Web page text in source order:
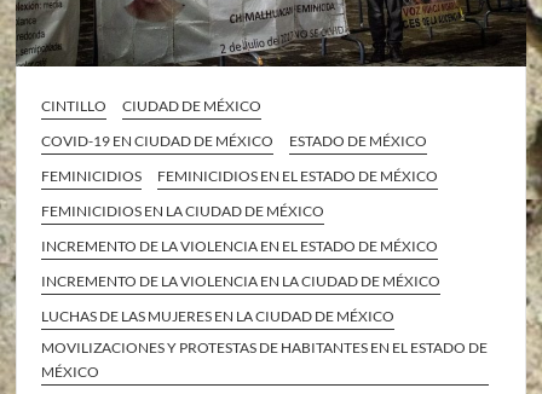
CINTILLO
CIUDAD DE MÉXICO
COVID-19 EN CIUDAD DE MÉXICO
ESTADO DE MÉXICO
FEMINICIDIOS
FEMINICIDIOS EN EL ESTADO DE MÉXICO
FEMINICIDIOS EN LA CIUDAD DE MÉXICO
INCREMENTO DE LA VIOLENCIA EN EL ESTADO DE MÉXICO
INCREMENTO DE LA VIOLENCIA EN LA CIUDAD DE MÉXICO
LUCHAS DE LAS MUJERES EN LA CIUDAD DE MÉXICO
MOVILIZACIONES Y PROTESTAS DE HABITANTES EN EL ESTADO DE
MÉXICO